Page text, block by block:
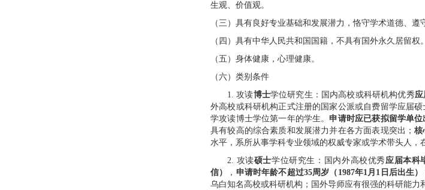
生观、价值观。
（三） 具有良好专业基础和发展潜力，恪守学术道德、遵
（四） 具有中华人民共和国国籍，不具有国外永久居留权
（五） 身体健康，心理健康。
（六） 类别条件
1.攻读博士学位研究生：国内高校或科研机构优秀应
外高校或科研机构正式注册的国家公派或自费留学应届
学攻读博士学位第一年的学生。申请时应已获拟留学单位
具有较高的综合素质和发展潜力并在各方面表现突出；核
水平 ， 系所从事学科专业领域的权威专家或学术带头人 ，
2. 攻读硕士学位研究生：国内外高校优秀应届本科
信）
， 申请时年龄不超过35周岁（ 1987年1月 1 日后出生）
乌白知名高校或科研机构 ； 国外导师应有很强的科研能力